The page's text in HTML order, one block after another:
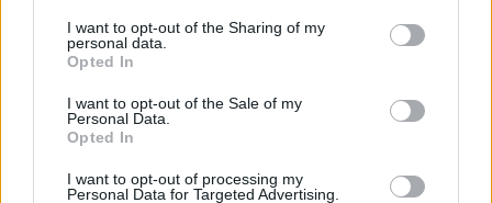
I want to opt-out of the Sharing of my
personal data.
Opted In
I want to opt-out of the Sale of my
Personal Data.
Opted In
I want to opt-out of processing my
Personal Data for Targeted Advertising.
Vybrané články